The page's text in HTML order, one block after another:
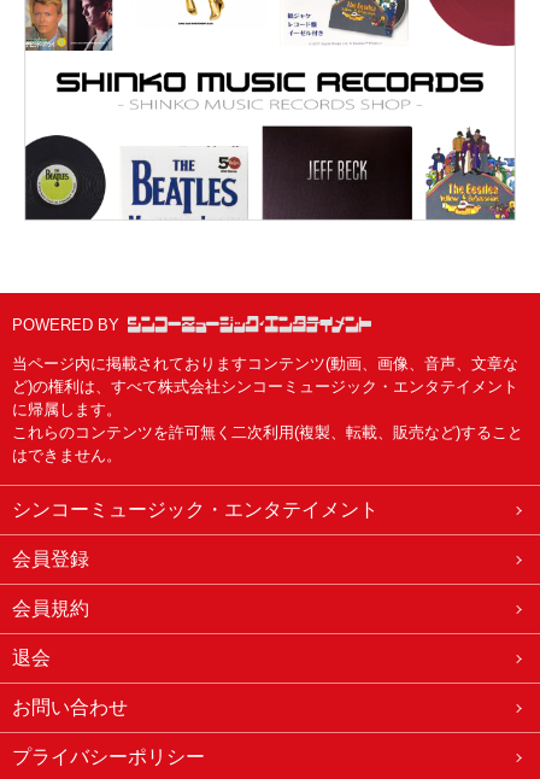
POWERED BY
当ページ内に掲載されておりますコンテンツ(動画、画像、音声、文章な
ど)の権利は、すべて株式会社シンコーミュージック・エンタテイメント
に帰属します。
これらのコンテンツを許可無く二次利用(複製、転載、販売など)すること
はできません。
シンコーミュージック・エンタテイメント
会員登録
会員規約
退会
お問い合わせ
プライバシーポリシー